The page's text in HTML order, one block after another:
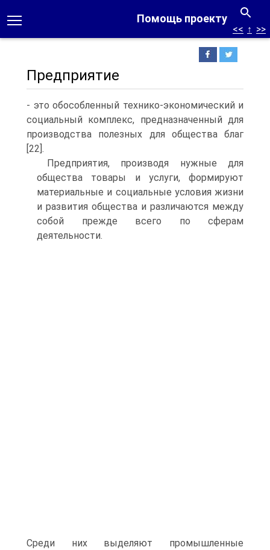
Помощь проекту
<< ↑ >>
Предприятие
- это обособленный технико-экономический и
социальный комплекс, предназначенный для
производства полезных для общества благ
[22].
Предприятия, производя нужные для
общества товары и услуги, формируют
материальные и социальные условия жизни
и развития общества и различаются между
собой прежде всего по сферам
деятельности.
Среди них выделяют промышленные